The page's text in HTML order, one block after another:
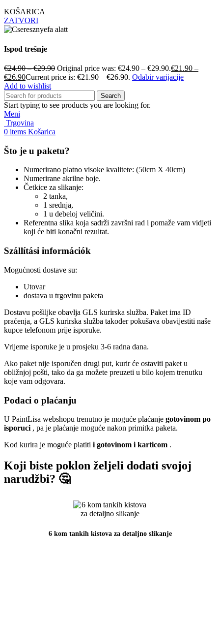
KOŠARICA
ZATVORI
Ispod trešnje
€24.90–€29.90 Original price was: €24.90 – €29.90.€21.90 –
€26.90Current price is: €21.90 – €26.90. Odabir varijacije
Add to wishlist
Search
Start typing to see products you are looking for.
Meni
Trgovina
0 items Košarica
Što je u paketu?
Numerirano platno visoke kvalitete: (50cm X 40cm)
Numerirane akrilne boje.
Četkice za slikanje:
2 tanka,
1 srednja,
1 u debeloj veličini.
Referentna slika koja sadrži završni rad i pomaže vam vidjeti
koji će biti konačni rezultat.
Szállítási információk
Mogućnosti dostave su:
Utovar
dostava u trgovinu paketa
Dostavu pošiljke obavlja GLS kurirska služba. Paket ima ID
praćenja, a GLS kurirska služba također pokušava obavijestiti naše
kupce telefonom prije isporuke.
Vrijeme isporuke je u prosjeku 3-6 radna dana.
Ako paket nije isporučen drugi put, kurir će ostaviti paket u
obližnjoj pošti, tako da ga možete preuzeti u bilo kojem trenutku
koje vam odgovara.
Podaci o plaćanju
U PaintLisa webshopu trenutno je moguće plaćanje gotovinom po
isporuci , pa je plaćanje moguće nakon primitka paketa.
Kod kurira je moguće platiti i gotovinom i karticom .
Koji biste poklon željeli dodati svojoj
narudžbi? 🤔
6 kom tankih kistova za detaljno slikanje